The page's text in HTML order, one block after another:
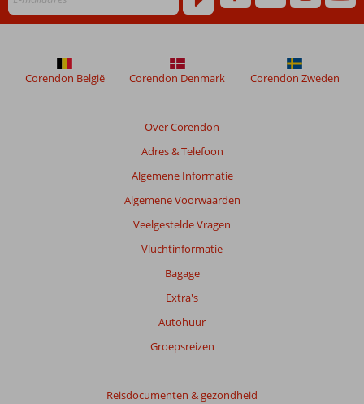
Over Corendon
Adres & Telefoon
Algemene Informatie
Algemene Voorwaarden
Veelgestelde Vragen
Vluchtinformatie
Bagage
Extra's
Autohuur
Groepsreizen
Reisdocumenten & gezondheid
Corendon België Corendon Denmark Corendon Zweden